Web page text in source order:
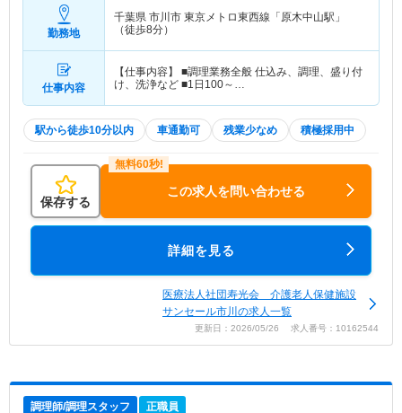
勤務地
千葉県 市川市 東京メトロ東西線「原木中山駅」
（徒歩8分）
仕事内容
【仕事内容】 ■調理業務全般 仕込み、調理、盛り付
け、洗浄など ■1日100～…
駅から徒歩10分以内 車通勤可 残業少なめ 積極採用中
保存する
この求人を問い合わせる
詳細を見る
医療法人社団寿光会 介護老人保健施設
サンセール市川の求人一覧
更新日：2026/05/26 求人番号：10162544
調理師/調理スタッフ 正職員